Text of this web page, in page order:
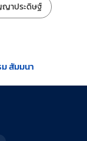
าประดิษฐ์
สัมมนา